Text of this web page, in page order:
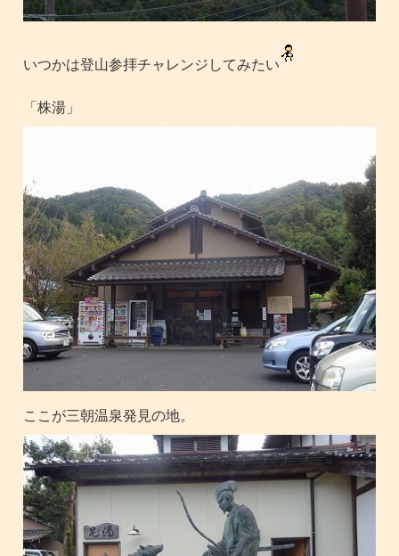
いつかは登山参拝チャレンジしてみたい
「株湯」
ここが三朝温泉発見の地。